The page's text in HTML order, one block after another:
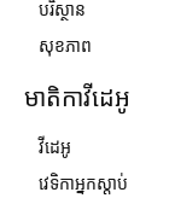
បរិស្ថាន
សុខភាព
មាតិកាវីដេអូ
វីដេអូ
វេទិកាអ្នកស្ដាប់